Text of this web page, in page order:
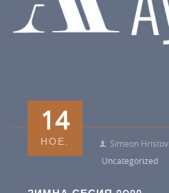
14
НОЕ. Simeon Hristov
Uncategorized